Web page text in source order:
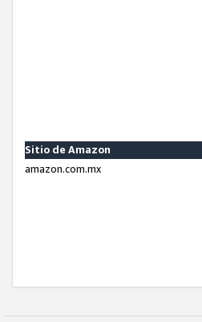
Sitio de Amazon
amazon.com.mx